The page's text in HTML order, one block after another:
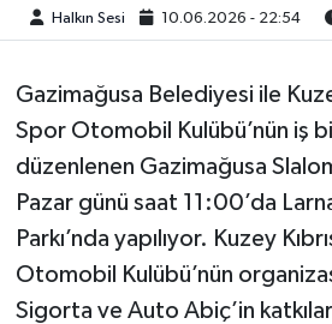
Halkın Sesi 10.06.2026 - 22:54
Gazimağusa Belediyesi ile
Spor Otomobil Kulübü’nün iş
düzenlenen Gazimağusa
Pazar günü saat 11:00’da
Parkı’nda yapılıyor. Kuzey
Otomobil Kulübü’nün
Sigorta ve Auto Abiç’in